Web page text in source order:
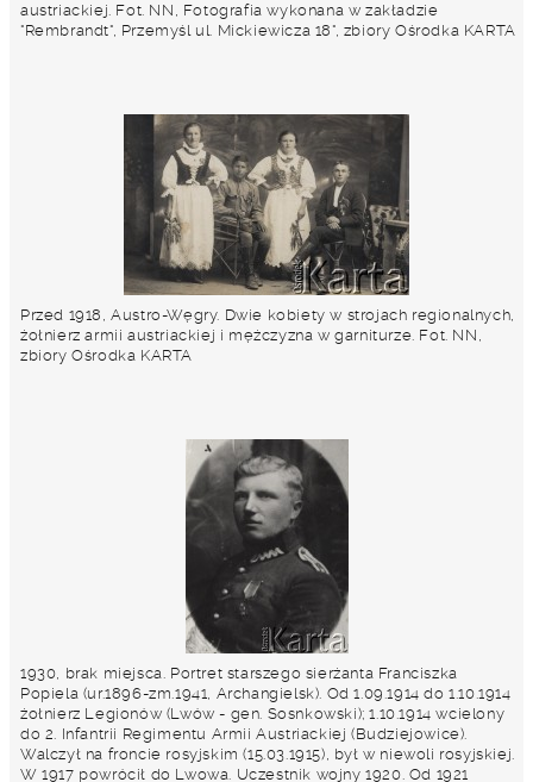
austriackiej. Fot. NN, Fotografia wykonana w zakładzie
"Rembrandt", Przemyśl ul. Mickiewicza 18", zbiory Ośrodka KARTA
Przed 1918, Austro-Węgry. Dwie kobiety w strojach regionalnych,
żołnierz armii austriackiej i mężczyzna w garniturze. Fot. NN,
zbiory Ośrodka KARTA
1930, brak miejsca. Portret starszego sierżanta Franciszka
Popiela (ur.1896-zm.1941, Archangielsk). Od 1.09.1914 do 1.10.1914
żołnierz Legionów (Lwów - gen. Sosnkowski); 1.10.1914 wcielony
do 2. Infantrii Regimentu Armii Austriackiej (Budziejowice).
Walczył na froncie rosyjskim (15.03.1915), był w niewoli rosyjskiej.
W 1917 powrócił do Lwowa. Uczestnik wojny 1920. Od 1921